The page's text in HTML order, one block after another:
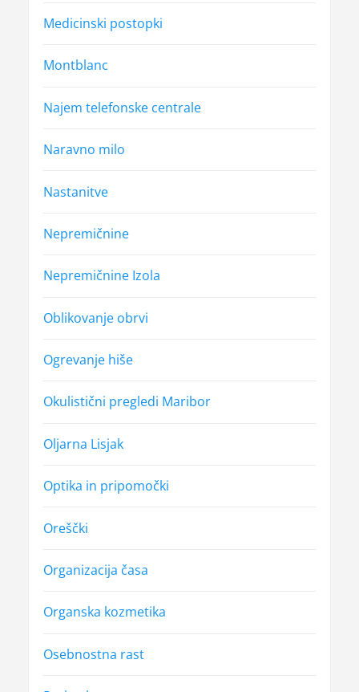
Medicinski postopki
Montblanc
Najem telefonske centrale
Naravno milo
Nastanitve
Nepremičnine
Nepremičnine Izola
Oblikovanje obrvi
Ogrevanje hiše
Okulistični pregledi Maribor
Oljarna Lisjak
Optika in pripomočki
Oreščki
Organizacija časa
Organska kozmetika
Osebnostna rast